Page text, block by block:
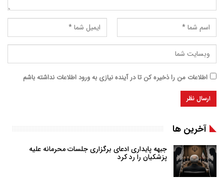
اطلاعات من را ذخیره کن تا در آینده نیازی به ورود اطلاعات نداشته باشم
آخرین ها
جبهه پایداری ادعای برگزاری جلسات محرمانه علیه
پزشکیان را رد کرد